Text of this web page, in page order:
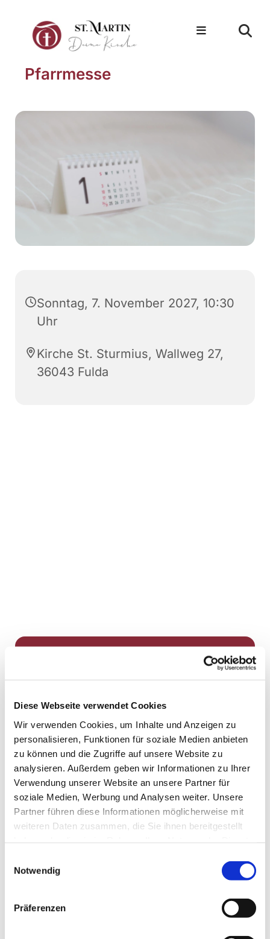
Diese Webseite verwendet Cookies
Wir verwenden Cookies, um Inhalte und Anzeigen zu
personalisieren, Funktionen für soziale Medien anbieten
zu können und die Zugriffe auf unsere Website zu
analysieren. Außerdem geben wir Informationen zu Ihrer
Verwendung unserer Website an unsere Partner für
soziale Medien, Werbung und Analysen weiter. Unsere
Partner führen diese Informationen möglicherweise mit
weiteren Daten zusammen, die Sie ihnen bereitgestellt
Notwendig
Präferenzen
Pfarrmesse
Sonntag, 7. November 2027, 10:30
Uhr
Kirche St. Sturmius, Wallweg 27,
36043 Fulda
Dies könnte Sie auch